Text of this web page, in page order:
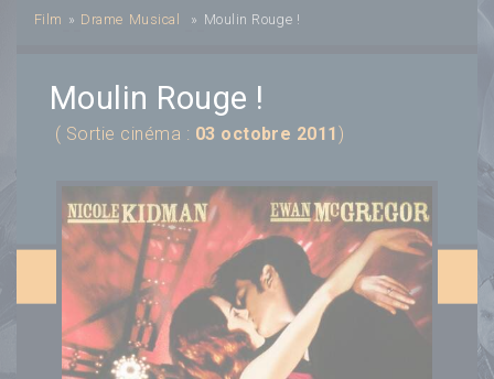
Film » Drame Musical » Moulin Rouge !
Moulin Rouge !
( Sortie cinéma : 03 octobre 2011)